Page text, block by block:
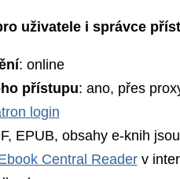
uživatele i správce
: online
přístupu: ano, přes
login
EPUB, obsahy e-knih
Central Readerv